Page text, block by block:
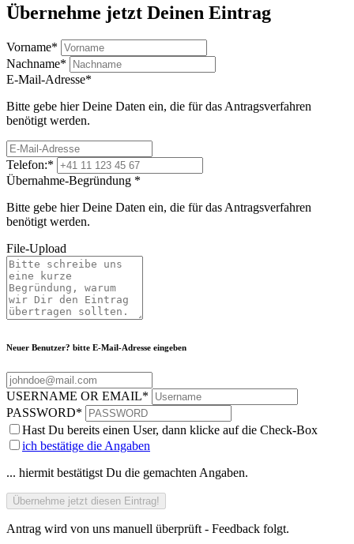
Übernehme jetzt Deinen Eintrag
Vorname*
Nachname*
E-Mail-Adresse*
Bitte gebe hier Deine Daten ein, die für das Antragsverfahren
benötigt werden.
Telefon:*
Übernahme-Begründung *
Bitte gebe hier Deine Daten ein, die für das Antragsverfahren
benötigt werden.
File-Upload
Neuer Benutzer? bitte E-Mail-Adresse eingeben
USERNAME OR EMAIL*
PASSWORD*
Hast Du bereits einen User, dann klicke auf die Check-Box
ich bestätige die Angaben
... hiermit bestätigst Du die gemachten Angaben.
Antrag wird von uns manuell überprüft - Feedback folgt.